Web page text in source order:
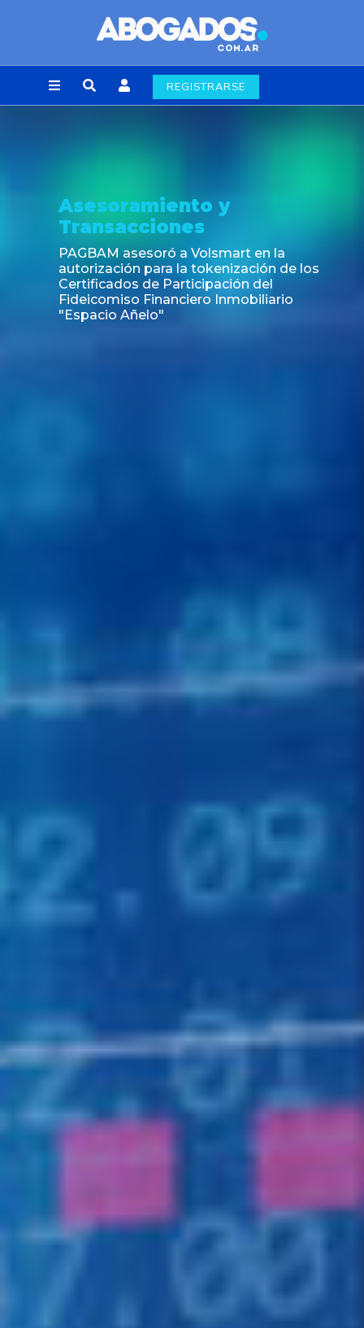
REGISTRARSE
Asesoramiento y
Transacciones
PAGBAM asesoró a Volsmart en la
autorización para la tokenización de los
Certificados de Participación del
Fideicomiso Financiero Inmobiliario
"Espacio Añelo"